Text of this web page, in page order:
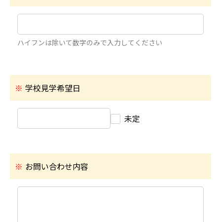
ハイフンは除いて数字のみで入力してください
※ 学校見学希望日
未定
※ お問い合わせ内容